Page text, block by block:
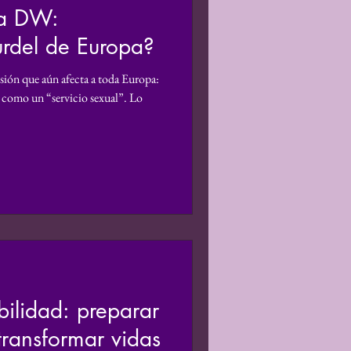
Género
DW:
de Europa?
que aún afecta a toda Europa:
un “servicio sexual”. Lo
preparar
vidas